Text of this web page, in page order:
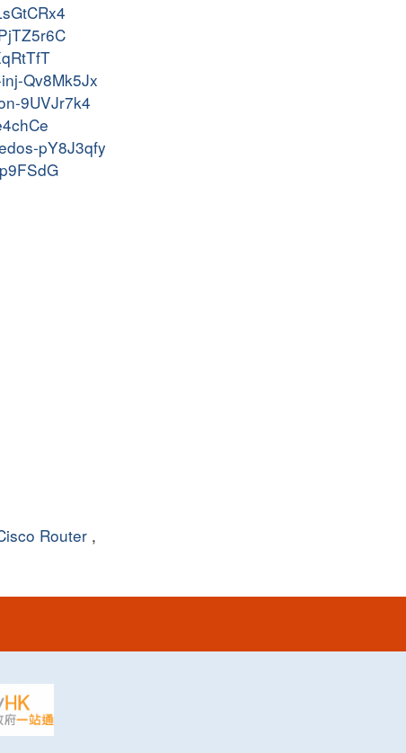
Qv8Mk5Jx
9UVJr7k4
pY8J3qfy
Router ,